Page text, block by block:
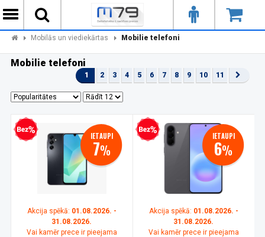
Mobilās un viediekārtas Mobilie telefoni
Mobilie telefoni
1 2 3 4 5 6 7 8 9 10 11
kredīts IETAUPI
7%
Akcija spēkā: 01.08.2026. -
31.08.2026.
Vai kamēr prece ir pieejama
Bezprocentu kredīts IETAUPI
6%
Akcija spēkā: 01.08.2026. -
31.08.2026.
Vai kamēr prece ir pieejama